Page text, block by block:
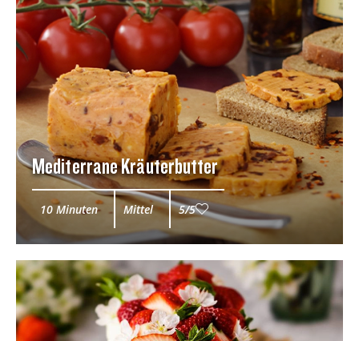
Mediterrane Kräuterbutter
10 Minuten Mittel 5/5